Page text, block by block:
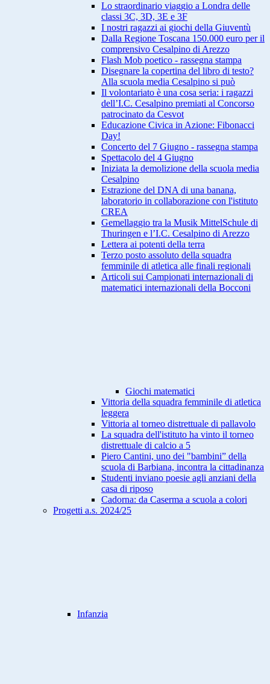
Lo straordinario viaggio a Londra delle
classi 3C, 3D, 3E e 3F
I nostri ragazzi ai giochi della Giuventù
Dalla Regione Toscana 150.000 euro per il
comprensivo Cesalpino di Arezzo
Flash Mob poetico - rassegna stampa
Disegnare la copertina del libro di testo?
Alla scuola media Cesalpino si può
Il volontariato è una cosa seria: i ragazzi
dell’I.C. Cesalpino premiati al Concorso
patrocinato da Cesvot
Educazione Civica in Azione: Fibonacci
Day!
Concerto del 7 Giugno - rassegna stampa
Spettacolo del 4 Giugno
Iniziata la demolizione della scuola media
Cesalpino
Estrazione del DNA di una banana,
laboratorio in collaborazione con l'istituto
CREA
Gemellaggio tra la Musik MittelSchule di
Thuringen e l’I.C. Cesalpino di Arezzo
Lettera ai potenti della terra
Terzo posto assoluto della squadra
femminile di atletica alle finali regionali
Articoli sui Campionati internazionali di
matematici internazionali della Bocconi
Giochi matematici
Vittoria della squadra femminile di atletica
leggera
Vittoria al torneo distrettuale di pallavolo
La squadra dell'istituto ha vinto il torneo
distrettuale di calcio a 5
Piero Cantini, uno dei "bambini” della
scuola di Barbiana, incontra la cittadinanza
Studenti inviano poesie agli anziani della
casa di riposo
Cadorna: da Caserma a scuola a colori
Progetti a.s. 2024/25
Infanzia